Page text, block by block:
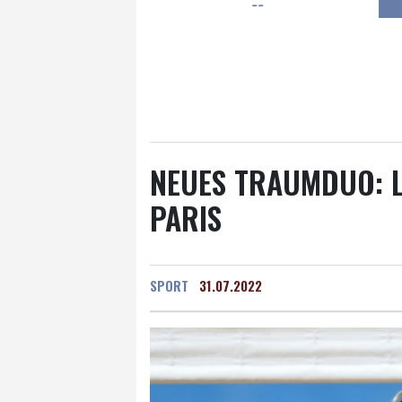
Frankfurt am Main
--
NEUES
PARIS
SPORT 31.07.2022